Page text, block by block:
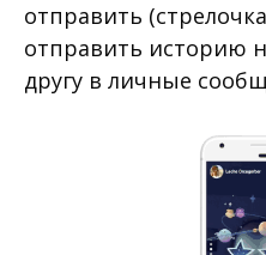
отправить
отправить историю
другу в личные